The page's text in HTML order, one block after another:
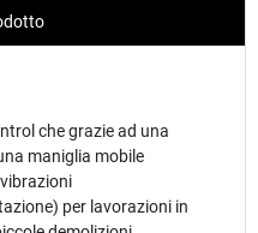
che grazie ad una
maniglia mobile
per lavorazioni in